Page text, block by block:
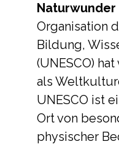
Organisation
Bildung,
(UNESCO)
als
UNESCO ist
Ort von
physischer